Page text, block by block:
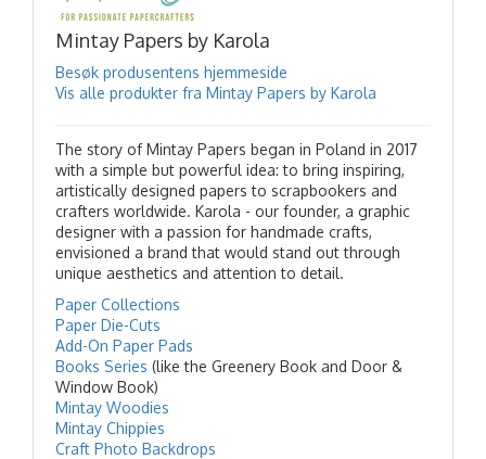
Mintay Papers by Karola
Besøk produsentens hjemmeside
Vis alle produkter fra Mintay Papers by Karola
The story of Mintay Papers began in Poland in 2017
with a simple but powerful idea: to bring inspiring,
artistically designed papers to scrapbookers and
crafters worldwide. Karola - our founder, a graphic
designer with a passion for handmade crafts,
envisioned a brand that would stand out through
unique aesthetics and attention to detail.
Paper Collections
Paper Die-Cuts
Add-On Paper Pads
Books Series (like the Greenery Book and Door &
Window Book)
Mintay Woodies
Mintay Chippies
Craft Photo Backdrops